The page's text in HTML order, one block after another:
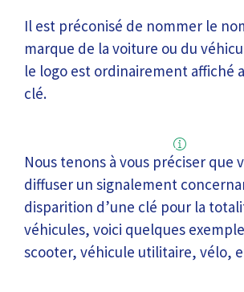
Il est préconisé de nommer le
marque de la voiture ou du
le logo est ordinairement affiché
clé.
Nous tenons à vous préciser que
diffuser un signalement
disparition d’une clé pour la
véhicules, voici quelques
scooter, véhicule utilitaire, vélo,